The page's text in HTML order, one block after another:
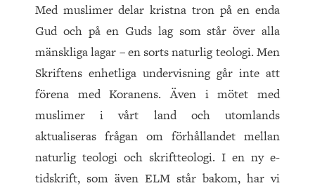
Med muslimer delar kristna tron på en enda
Gud och på en Guds lag som står över alla
mänskliga lagar – en sorts naturlig teologi. Men
Skriftens enhetliga undervisning går inte att
förena med Koranens. Även i mötet med
muslimer i vårt land och utomlands
aktualiseras frågan om förhållandet mellan
naturlig teologi och skriftteologi. I en ny e-
tidskrift, som även ELM står bakom, har vi